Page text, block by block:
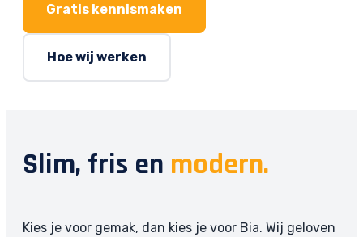
Gratis kennismaken
Hoe wij werken
Slim, fris en modern.
Kies je voor gemak, dan kies je voor Bia. Wij geloven